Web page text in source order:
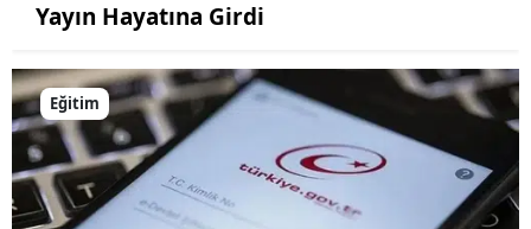
Yayın Hayatına Girdi
Eğitim